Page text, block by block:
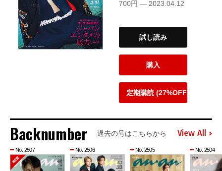
700円 — 2023.04.12
試し読み
購入
定期購読 (27%OFF)
Backnumber 過去の号はこちらから View All
No. 2507 No. 2506 No. 2505 No. 2504